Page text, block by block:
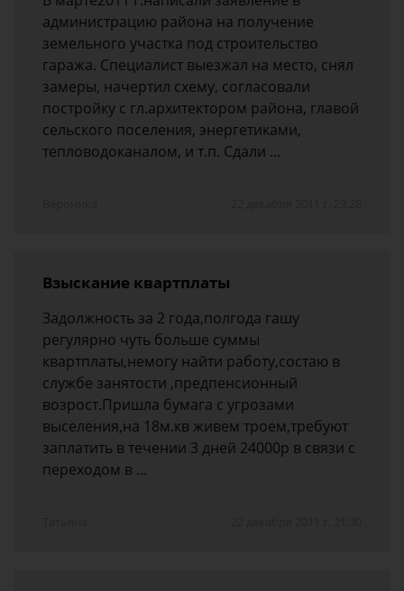
администрацию района на получение
земельного участка под строительство
гаража. Специалист выезжал на место, снял
замеры, начертил схему, согласовали
постройку с гл.архитектором района, главой
сельского поселения, энергетиками,
тепловодоканалом, и т.п. Сдали …
Взыскание квартплаты
Задолжность за 2 года,полгода гашу
регулярно чуть больше суммы
квартплаты,немогу найти работу,состаю в
службе занятости ,предпенсионный
возрост.Пришла бумага с угрозами
выселения,на 18м.кв живем троем,требуют
заплатить в течении 3 дней 24000р в связи с
переходом в …